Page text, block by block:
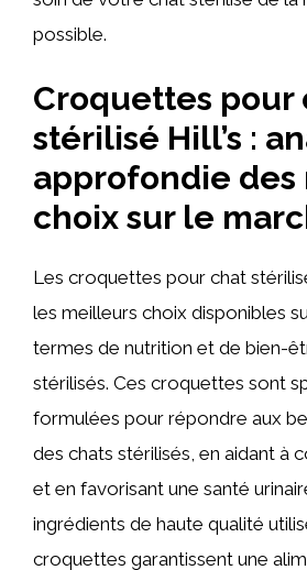
possible.
Croquettes pour
stérilisé Hill’s :
approfondie
choix sur le
Les croquettes pour chat
les meilleurs choix disponibles
termes de nutrition et de bien-
stérilisés. Ces croquettes sont
formulées pour répondre aux
des chats stérilisés, en aidant à
et en favorisant une santé
ingrédients de haute qualité
croquettes garantissent une